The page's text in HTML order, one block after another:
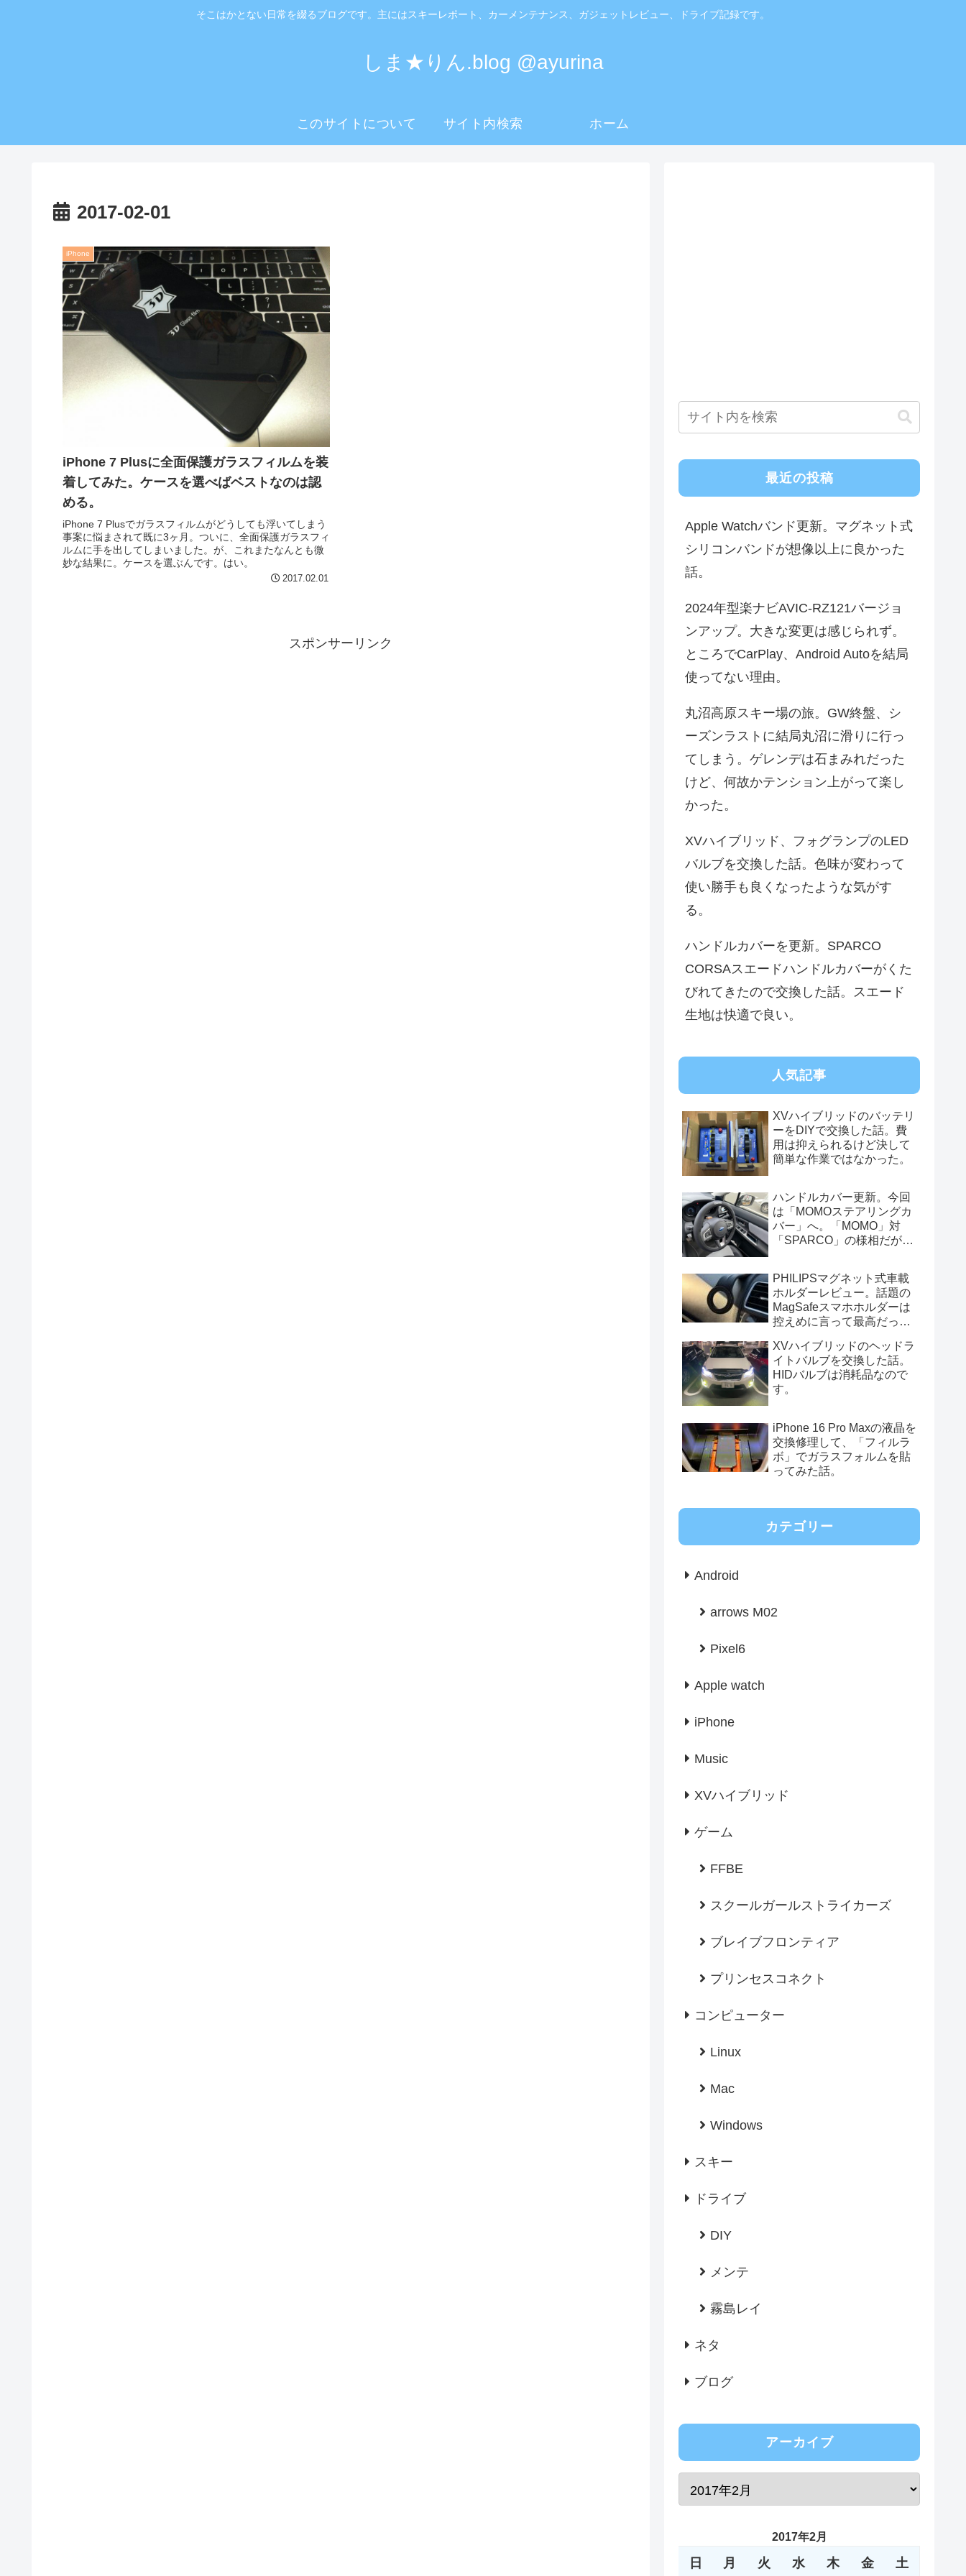
そこはかとない日常を綴るブログです。主にはスキーレポート、カーメンテナンス、ガジェットレビュー、ドライブ記録です。
しま★りん.blog @ayurina
このサイトについて サイト内検索 ホーム
2017-02-01
iPhone
iPhone 7 Plusに全面保護ガラスフィルムを装
着してみた。ケースを選べばベストなのは認
める。
iPhone 7 Plusでガラスフィルムがどうしても浮いてしまう
事案に悩まされて既に3ヶ月。ついに、全面保護ガラスフィ
ルムに手を出してしまいました。が、これまたなんとも微
妙な結果に。ケースを選ぶんです。はい。
2017.02.01
スポンサーリンク
最近の投稿
Apple Watchバンド更新。マグネット式
シリコンバンドが想像以上に良かった
話。
2024年型楽ナビAVIC-RZ121バージョ
ンアップ。大きな変更は感じられず。
ところでCarPlay、Android Autoを結局
使ってない理由。
丸沼高原スキー場の旅。GW終盤、シ
ーズンラストに結局丸沼に滑りに行っ
てしまう。ゲレンデは石まみれだった
けど、何故かテンション上がって楽し
かった。
XVハイブリッド、フォグランプのLED
バルブを交換した話。色味が変わって
使い勝手も良くなったような気がす
る。
ハンドルカバーを更新。SPARCO
CORSAスエードハンドルカバーがくた
びれてきたので交換した話。スエード
生地は快適で良い。
人気記事
XVハイブリッドのバッテリ
ーをDIYで交換した話。費
用は抑えられるけど決して
簡単な作業ではなかった。
ハンドルカバー更新。今回
は「MOMOステアリングカ
バー」へ。「MOMO」対
「SPARCO」の様相だが、
PHILIPSマグネット式車載
ホルダーレビュー。話題の
MagSafeスマホホルダーは
控えめに言って最高だっ
XVハイブリッドのヘッドラ
イトバルブを交換した話。
HIDバルブは消耗品なので
す。
iPhone 16 Pro Maxの液晶を
交換修理して、「フィルラ
ボ」でガラスフォルムを貼
ってみた話。
カテゴリー
Android
arrows M02
Pixel6
Apple watch
iPhone
Music
XVハイブリッド
ゲーム
FFBE
スクールガールストライカーズ
ブレイブフロンティア
プリンセスコネクト
コンピューター
Linux
Mac
Windows
スキー
ドライブ
DIY
メンテ
霧島レイ
ネタ
ブログ
アーカイブ
2017年2月
日 月 火 水 木 金 土